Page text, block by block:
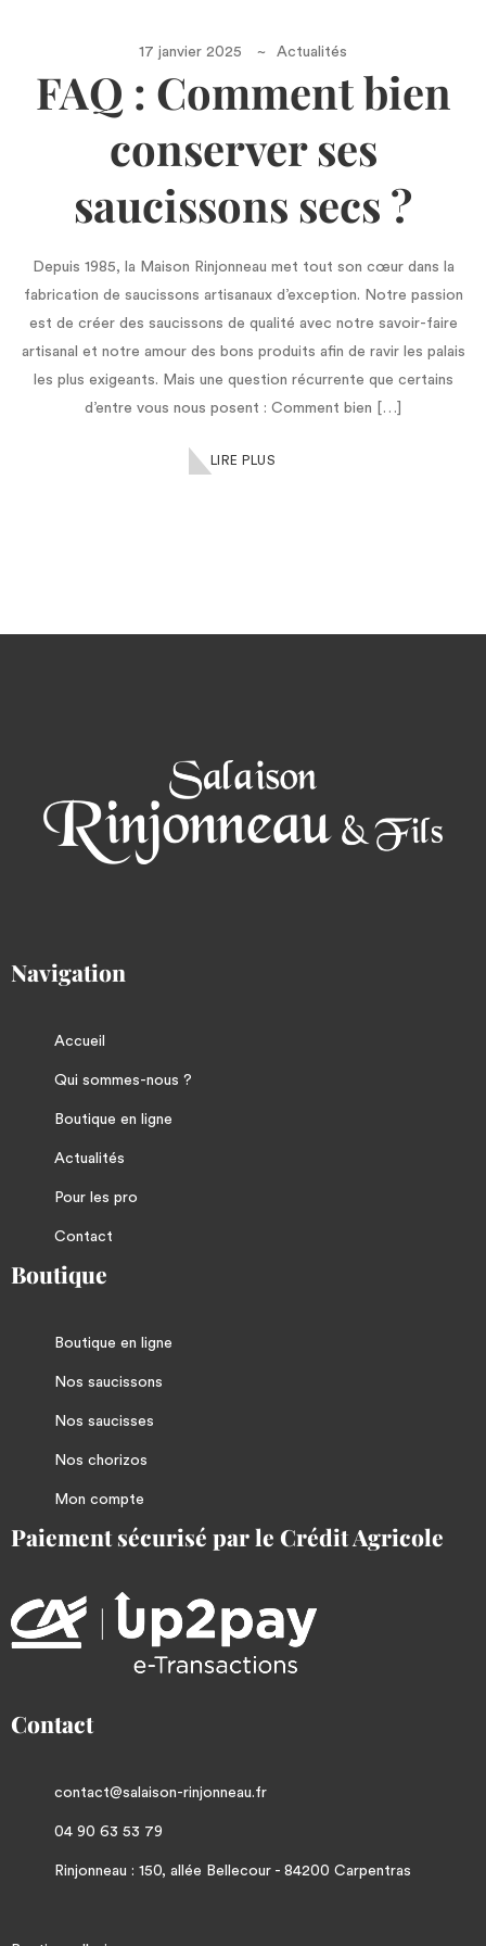
17 janvier 2025 Actualités
FAQ : Comment bien
conserver ses
saucissons secs ?
Depuis 1985, la Maison Rinjonneau met tout son cœur dans la
fabrication de saucissons artisanaux d’exception. Notre passion
est de créer des saucissons de qualité avec notre savoir-faire
artisanal et notre amour des bons produits afin de ravir les palais
les plus exigeants. Mais une question récurrente que certains
d’entre vous nous posent : Comment bien […]
LIRE PLUS
Navigation
Accueil
Qui sommes-nous ?
Boutique en ligne
Actualités
Pour les pro
Contact
Boutique
Boutique en ligne
Nos saucissons
Nos saucisses
Nos chorizos
Mon compte
Paiement sécurisé par le Crédit Agricole
Contact
contact@salaison-rinjonneau.fr
04 90 63 53 79
Rinjonneau : 150, allée Bellecour - 84200 Carpentras